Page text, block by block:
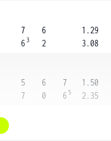
7
6 3
6
2
1.29
3.08
5
7
6
0
7
6 5
1.50
2.35